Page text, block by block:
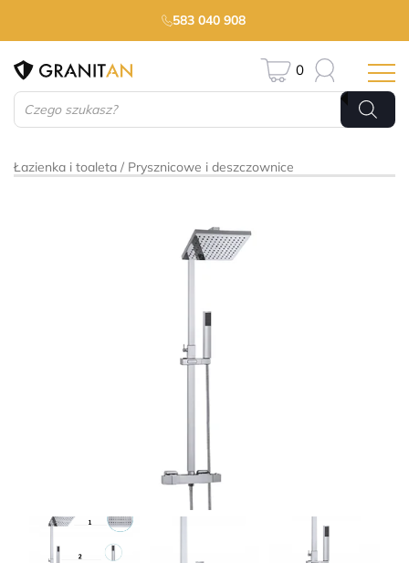
583 040 908
Wyszukiwarka
produktów
0
Łazienka i toaleta Prysznicowe i deszczownice